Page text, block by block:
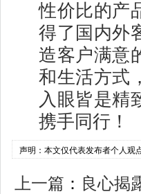
性价比的产
得了国内外
造客户满意
和生活方式
入眼皆是精
携手同行！
声明：本文仅代表发布者个人观
上一篇 ： 良心揭